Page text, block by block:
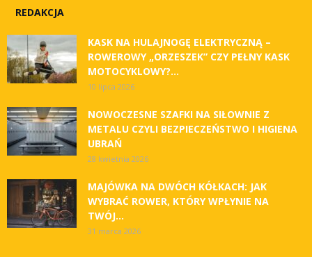
REDAKCJA
KASK NA HULAJNOGĘ ELEKTRYCZNĄ –
ROWEROWY „ORZESZEK” CZY PEŁNY KASK
MOTOCYKLOWY?...
10 lipca 2026
NOWOCZESNE SZAFKI NA SIŁOWNIE Z
METALU CZYLI BEZPIECZEŃSTWO I HIGIENA
UBRAŃ
28 kwietnia 2026
MAJÓWKA NA DWÓCH KÓŁKACH: JAK
WYBRAĆ ROWER, KTÓRY WPŁYNIE NA
TWÓJ...
31 marca 2026